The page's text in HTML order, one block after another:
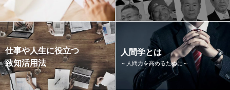
仕事や人生に役立つ
致知活用法
人間学とは
～人間力を高めるために～